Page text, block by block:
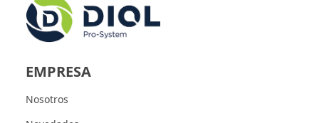
EMPRESA
Nosotros